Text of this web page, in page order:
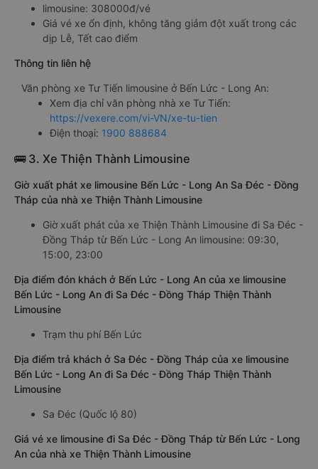
limousine: 308000đ/vé
Giá vé xe ổn định, không tăng giảm đột xuất trong các
dịp Lễ, Tết cao điểm
Thông tin liên hệ
Văn phòng xe Tư Tiến limousine ở Bến Lức - Long An:
Xem địa chỉ văn phòng nhà xe Tư Tiến:
https://vexere.com/vi-VN/xe-tu-tien
Điện thoại: 1900 888684
🚌 3. Xe Thiện Thành Limousine
Giờ xuất phát xe limousine Bến Lức - Long An Sa Đéc - Đồng
Tháp của nhà xe Thiện Thành Limousine
Giờ xuất phát của xe Thiện Thành Limousine đi Sa Đéc -
Đồng Tháp từ Bến Lức - Long An limousine: 09:30,
15:00, 23:00
Địa điểm đón khách ở Bến Lức - Long An của xe limousine
Bến Lức - Long An đi Sa Đéc - Đồng Tháp Thiện Thành
Limousine
Trạm thu phí Bến Lức
Địa điểm trả khách ở Sa Đéc - Đồng Tháp của xe limousine
Bến Lức - Long An đi Sa Đéc - Đồng Tháp Thiện Thành
Limousine
Sa Đéc (Quốc lộ 80)
Giá vé xe limousine đi Sa Đéc - Đồng Tháp từ Bến Lức - Long
An của nhà xe Thiện Thành Limousine